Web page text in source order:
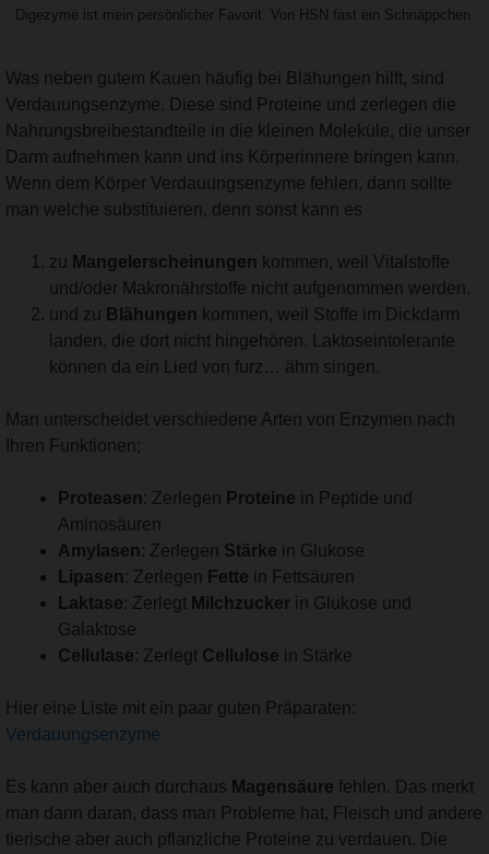
Digezyme ist mein persönlicher Favorit. Von HSN fast ein Schnäppchen.
Was neben gutem Kauen häufig bei Blähungen hilft, sind
Verdauungsenzyme. Diese sind Proteine und zerlegen die
Nahrungsbreibestandteile in die kleinen Moleküle, die unser
Darm aufnehmen kann und ins Körperinnere bringen kann.
Wenn dem Körper Verdauungsenzyme fehlen, dann sollte
man welche substituieren, denn sonst kann es
zu Mangelerscheinungen kommen, weil Vitalstoffe
und/oder Makronährstoffe nicht aufgenommen werden.
und zu Blähungen kommen, weil Stoffe im Dickdarm
landen, die dort nicht hingehören. Laktoseintolerante
können da ein Lied von furz… ähm singen.
Man unterscheidet verschiedene Arten von Enzymen nach
Ihren Funktionen;
Proteasen : Zerlegen Proteine in Peptide und
Aminosäuren
Amylasen : Zerlegen Stärke in Glukose
Lipasen : Zerlegen Fette in Fettsäuren
Laktase: Zerlegt Milchzucker in Glukose und
Galaktose
Cellulase: Zerlegt Cellulose in Stärke
Hier eine Liste mit ein paar guten Präparaten:
Verdauungsenzyme
Es kann aber auch durchaus Magensäure fehlen. Das merkt
man dann daran, dass man Probleme hat, Fleisch und andere
tierische aber auch pflanzliche Proteine zu verdauen. Die